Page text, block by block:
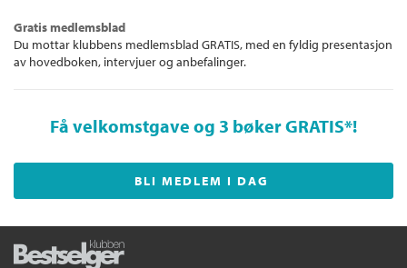
Gratis medlemsblad
Du mottar klubbens medlemsblad GRATIS, med en fyldig presentasjon
av hovedboken, intervjuer og anbefalinger.
Få velkomstgave og 3 bøker GRATIS*!
BLI MEDLEM I DAG